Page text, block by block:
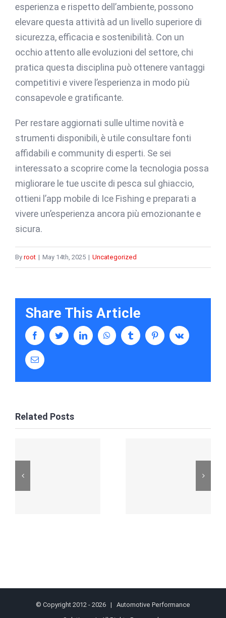
esperienza e rispetto dell’ambiente, possono
elevare questa attività ad un livello superiore di
sicurezza, efficacia e sostenibilità. Con un
occhio attento alle evoluzioni del settore, chi
pratica questa disciplina può ottenere vantaggi
competitivi e vivere l’esperienza in modo più
consapevole e gratificante.
Per restare aggiornati sulle ultime novità e
strumenti disponibili, è utile consultare fonti
affidabili e community di esperti. Se sei
interessato a scoprire come la tecnologia possa
migliorare le tue uscite di pesca sul ghiaccio,
ottieni l’app mobile di Ice Fishing e preparati a
vivere un’esperienza ancora più emozionante e
sicura.
By root | May 14th, 2025 | Uncategorized
Share This Article
facebooktwitter linkedin whatsapptumblr pinterestvk
Email
Related Posts
© Copyright 2012 - 2026 | Automotive Performance